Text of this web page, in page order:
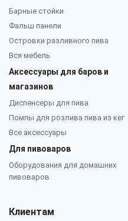
Барные стойки
Фальш панели
Островки разливного пива
Вся мебель
Аксессуары для баров и
магазинов
Диспенсеры для пива
Помпы для розлива пива из кег
Все аксессуары
Для пивоваров
Оборудования для домашних
пивоваров
Клиентам